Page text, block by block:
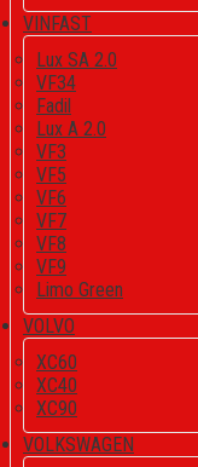
VINFAST
Lux SA 2.0
VF34
Fadil
Lux A 2.0
VF3
VF5
VF6
VF7
VF8
VF9
Limo Green
VOLVO
XC60
XC40
XC90
VOLKSWAGEN